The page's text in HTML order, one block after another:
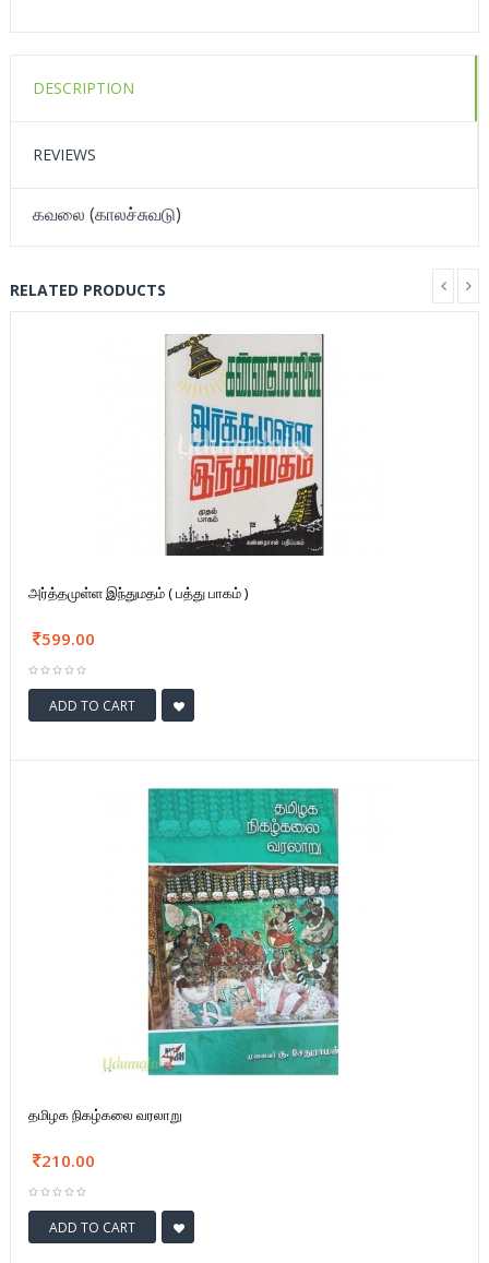
DESCRIPTION
REVIEWS
கவலை (காலச்சுவடு)
RELATED PRODUCTS
அர்த்தமுள்ள இந்துமதம் ( பத்து பாகம் )
599.00
ADD TO CART
தமிழக நிகழ்கலை வரலாறு
210.00
ADD TO CART